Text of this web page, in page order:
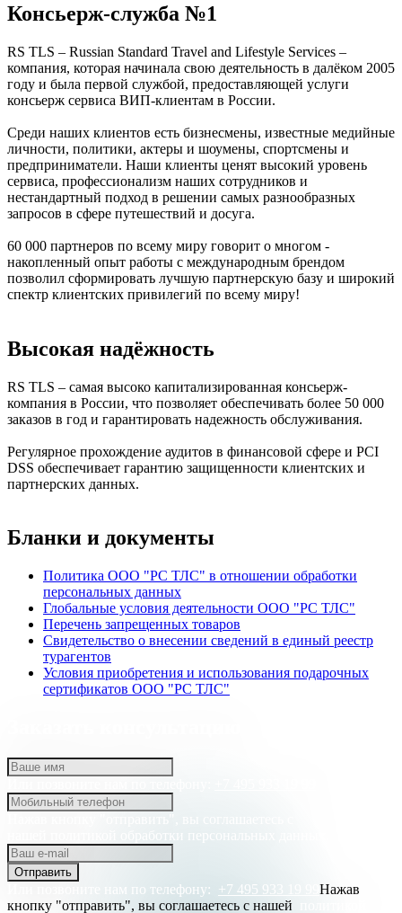
Консьерж-служба №1
RS TLS – Russian Standard Travel and Lifestyle Services –
компания, которая начинала свою деятельность в далёком 2005
году и была первой службой, предоставляющей услуги
консьерж сервиса ВИП-клиентам в России.
Среди наших клиентов есть бизнесмены, известные медийные
личности, политики, актеры и шоумены, спортсмены и
предприниматели. Наши клиенты ценят высокий уровень
сервиса, профессионализм наших сотрудников и
нестандартный подход в решении самых разнообразных
запросов в сфере путешествий и досуга.
60 000 партнеров по всему миру говорит о многом -
накопленный опыт работы с международным брендом
позволил сформировать лучшую партнерскую базу и широкий
спектр клиентских привилегий по всему миру!
Высокая надёжность
RS TLS – самая высоко капитализированная консьерж-
компания в России, что позволяет обеспечивать более 50 000
заказов в год и гарантировать надежность обслуживания.
Регулярное прохождение аудитов в финансовой сфере и PCI
DSS обеспечивает гарантию защищенности клиентских и
партнерских данных.
Бланки и документы
Политика ООО "РС ТЛС" в отношении обработки
персональных данных
Глобальные условия деятельности ООО "РС ТЛС"
Перечень запрещенных товаров
Свидетельство о внесении сведений в единый реестр
турагентов
Условия приобретения и использования подарочных
сертификатов ООО "РС ТЛС"
политикой обработки персональных данных.
Отправить
Или позвоните нам по телефону: +7 495 933 19 99 Нажав
кнопку "отправить", вы соглашаетесь с нашей